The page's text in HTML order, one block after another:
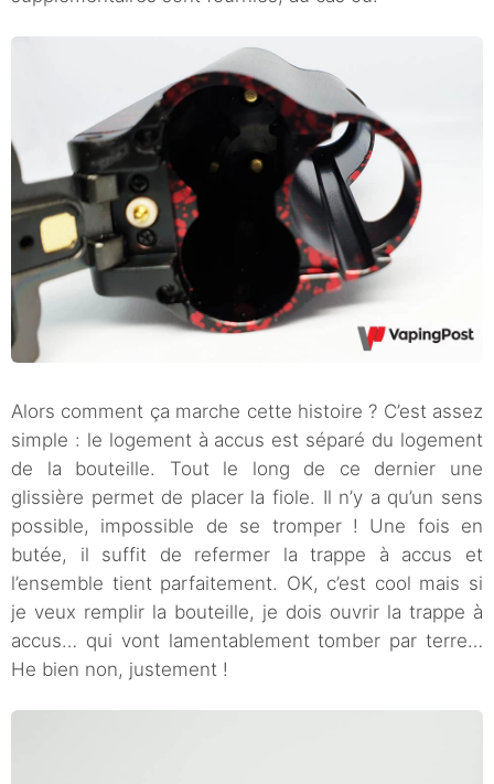
Alors comment ça marche cette histoire ? C’est assez
simple : le logement à accus est séparé du logement
de la bouteille. Tout le long de ce dernier une
glissière permet de placer la fiole. Il n’y a qu’un sens
possible, impossible de se tromper ! Une fois en
butée, il suffit de refermer la trappe à accus et
l’ensemble tient parfaitement. OK, c’est cool mais si
je veux remplir la bouteille, je dois ouvrir la trappe à
accus… qui vont lamentablement tomber par terre…
He bien non, justement !